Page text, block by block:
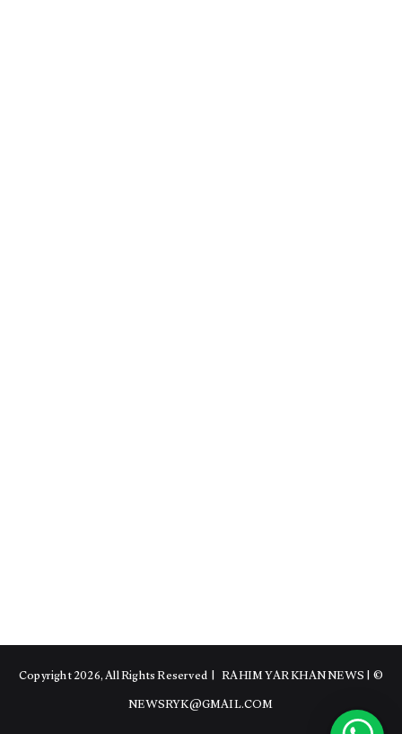
© Copyright 2026, All Rights Reserved |
RAHIM YAR KHAN NEWS|
NEWSRYK@GMAIL.COM